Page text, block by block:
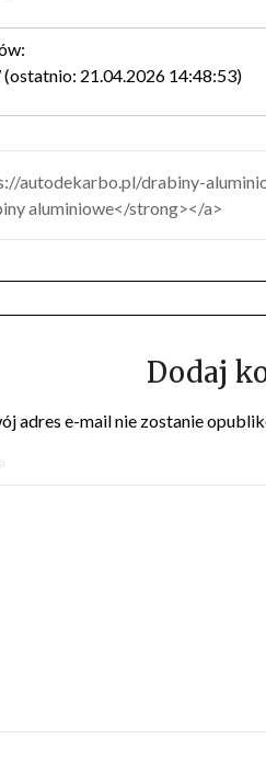
(ostatnio: 21.04.2026 14:48:53)
Dodaj
adres e-mail nie zostanie